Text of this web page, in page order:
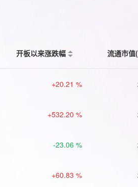
开板以来涨跌幅 流通市值
+20.21 %
+532.20 %
-23.06 %
+60.83 %